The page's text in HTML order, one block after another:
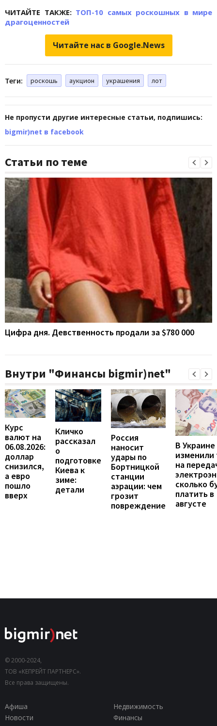
ЧИТАЙТЕ ТАКЖЕ: ТОП-10 самых роскошных в мире
драгоценностей
Читайте нас в Google.News
Теги: роскошь аукцион украшения лот
Не пропусти другие интересные статьи, подпишись:
bigmir)net в facebook
Статьи по теме
Цифра дня. Девственность продали за $780 000
Внутри "Финансы bigmir)net"
Курс
валют на
06.08.2026:
доллар
снизился,
а евро
пошло
вверх
Кличко
рассказал
о
подготовке
Киева к
зиме:
детали
Россия
наносит
удары по
Бортницкой
станции
аэрации: чем
грозит
повреждение
В Украине
на
сколько
платить в
августе
© 2000-2024,
ТОВ «КЕПРЕЙТ ПАРТНЕРС».
Все права защищены.
Афиша
Недвижимость
Новости
Финансы